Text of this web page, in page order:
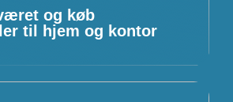
og køb
til hjem og kontor